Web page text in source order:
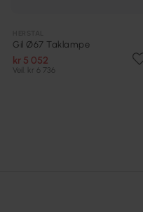
Gil Ø67 Taklampe
kr 5 052
Veil. kr 6 736